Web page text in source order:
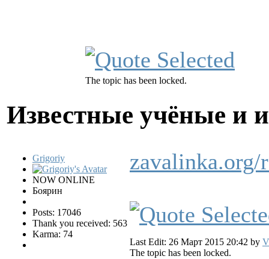
The topic has been locked.
Известные учёные и
Grigoriy
NOW ONLINE
Боярин
Posts: 17046
Thank you received: 563
Karma: 74
zavalinka.org/
Last Edit: 26 Март 2015 20:42 by
The topic has been locked.